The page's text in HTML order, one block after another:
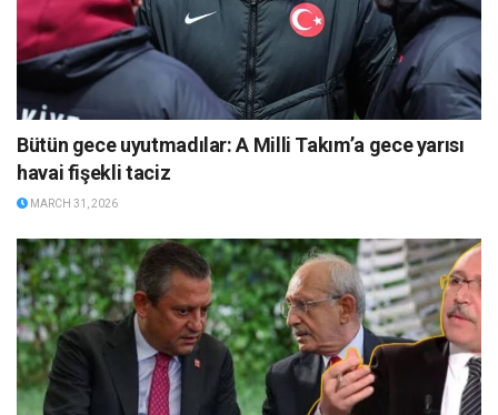
Bütün gece uyutmadılar: A Milli Takım’a gece yarısı
havai fişekli taciz
MARCH 31, 2026